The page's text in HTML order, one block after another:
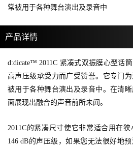
常被用于各种舞台演出及录音中
产品详情
d:dicate™ 2011C 紧凑式双振膜心型话
高声压级承受力而广受赞誉。它专门
被用于各种舞台演出及录音中。在清
面展现出融合的声音前所未闻。
2011C的紧凑尺寸使它非常适合用在
146 dB的声压级，如果您无法很好地